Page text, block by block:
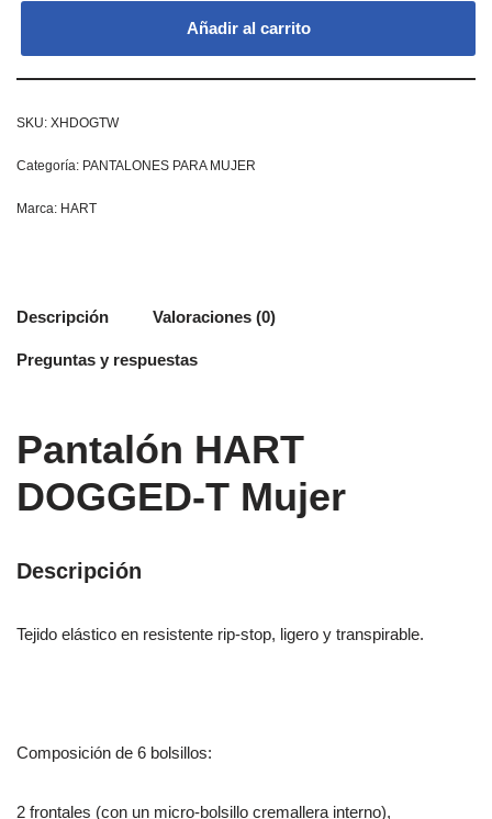
Añadir al carrito
SKU: XHDOGTW
Categoría: PANTALONES PARA MUJER
Marca: HART
Descripción Valoraciones (0)
Preguntas y respuestas
Pantalón HART
DOGGED-T Mujer
Descripción
Tejido elástico en resistente rip-stop, ligero y transpirable.
Composición de 6 bolsillos:
2 frontales (con un micro-bolsillo cremallera interno),